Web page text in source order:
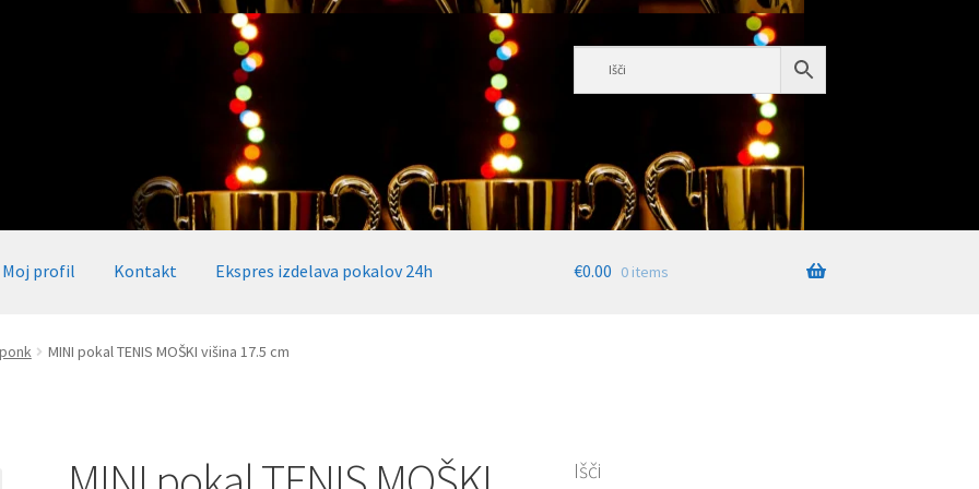
Moj profil Kontakt Ekspres izdelava pokalov 24h
24h Embed iList Galerija medalje
€0.00 0 items
MINI pokal TENIS MOŠKI višina 17.5 cm
Išči